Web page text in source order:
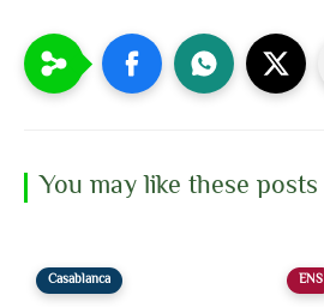
You may like these posts
Casablanca ENS